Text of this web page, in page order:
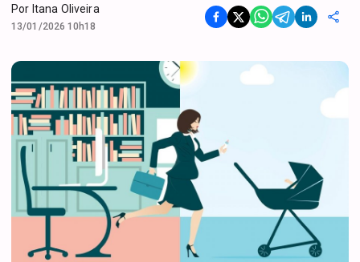
Por Itana Oliveira
13/01/2026 10h18